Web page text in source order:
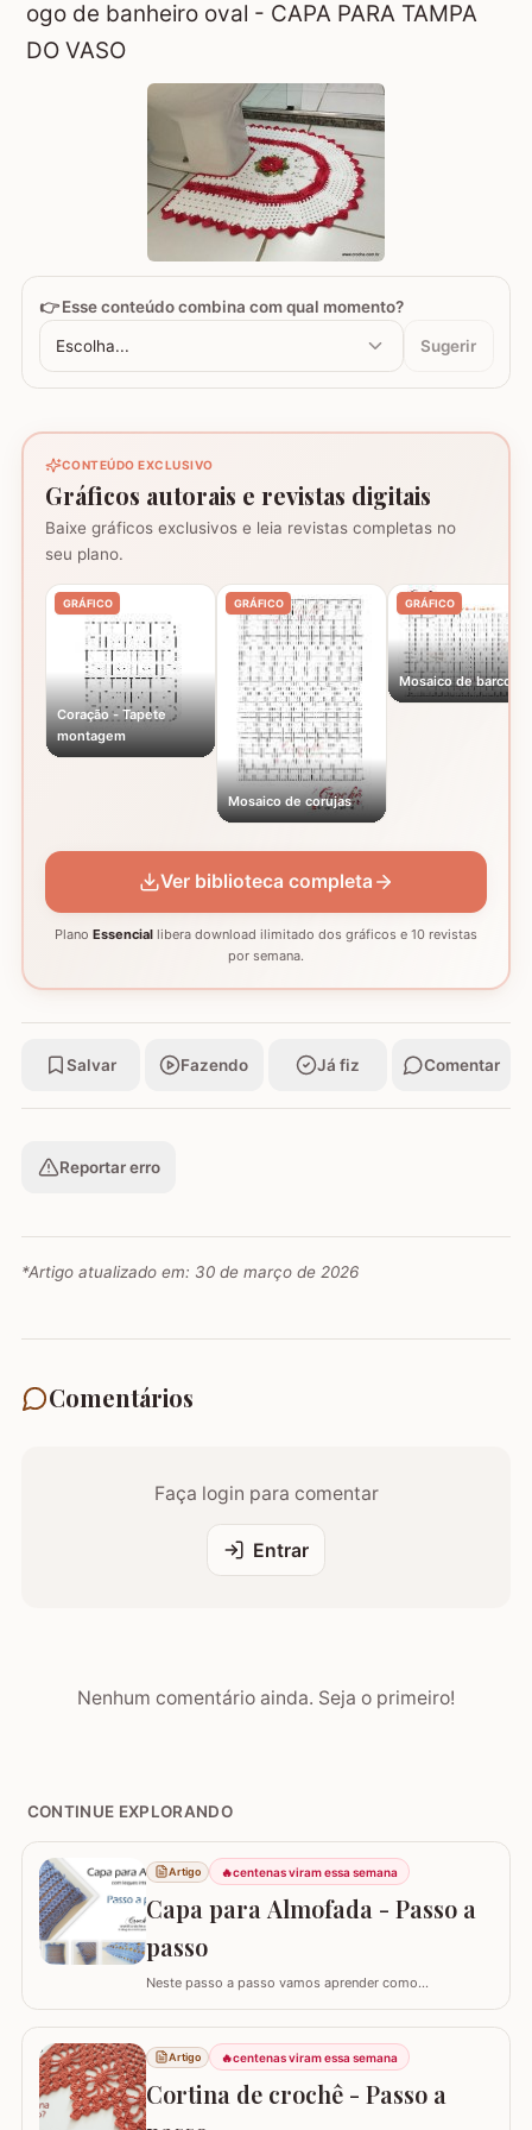
ogo de banheiro oval - CAPA PARA TAMPA
DO VASO
👉 Esse conteúdo combina com qual momento?
Escolha... Sugerir
CONTEÚDO EXCLUSIVO
Gráficos autorais e revistas digitais
Baixe gráficos exclusivos e leia revistas completas no
seu plano.
GRÁFICO
Coração - Tapete
montagem
GRÁFICO
Mosaico de corujas
GRÁFICO
Mosaico de barcos
Ver biblioteca completa
Plano Essencial libera download ilimitado dos gráficos e 10 revistas
por semana.
Salvar Fazendo Já fiz Comentar
Reportar erro
*Artigo atualizado em: 30 de março de 2026
Comentários
Faça login para comentar
Entrar
Nenhum comentário ainda. Seja o primeiro!
CONTINUE EXPLORANDO
Artigo 🔥centenas viram essa semana
Capa para Almofada - Passo a
passo
Neste passo a passo vamos aprender como
intercalados. Fiz a capa para almofada de 40 x 40 e
seguindo o passo a passo você consegue adaptar para
o tamanho desejado. Utilizei o fio Barroco Maxcolor da
Círculo S/A. Um fio extremamente macio por ser 100%…
Artigo 🔥centenas viram essa semana
Cortina de crochê - Passo a